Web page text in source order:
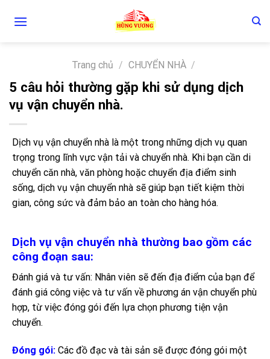
Trang chủ / CHUYỂN NHÀ /
5 câu hỏi thường gặp khi sử dụng dịch
vụ vận chuyển nhà.
Dịch vụ vận chuyển nhà là một trong những dịch vụ quan
trọng trong lĩnh vực vận tải và chuyển nhà. Khi bạn cần di
chuyển căn nhà, văn phòng hoặc chuyển địa điểm sinh
sống, dịch vụ vận chuyển nhà sẽ giúp bạn tiết kiệm thời
gian, công sức và đảm bảo an toàn cho hàng hóa.
Dịch vụ vận chuyển nhà thường bao gồm các
công đoạn sau:
Đánh giá và tư vấn: Nhân viên sẽ đến địa điểm của bạn để
đánh giá công việc và tư vấn về phương án vận chuyển phù
hợp, từ việc đóng gói đến lựa chọn phương tiện vận
chuyển.
Đóng gói: Các đồ đạc và tài sản sẽ được đóng gói một